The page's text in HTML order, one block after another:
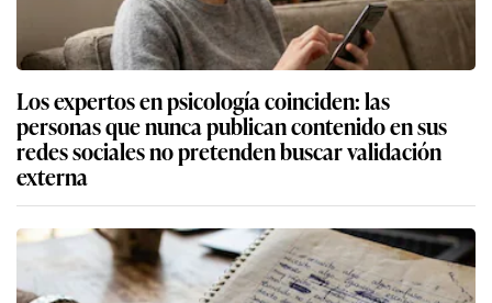
Los expertos en psicología coinciden: las
personas que nunca publican contenido en sus
redes sociales no pretenden buscar validación
externa